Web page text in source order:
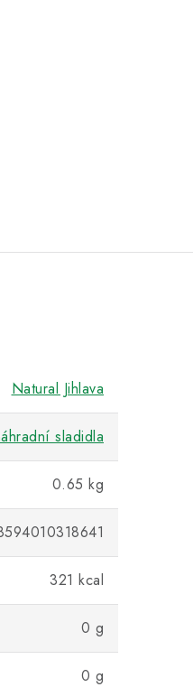
Natural Jihlava
sladidla
0.65 kg
321 kcal
0 g
0 g